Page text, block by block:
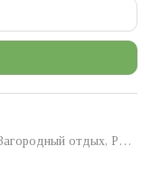
Ресторан, Кафе, Банкетный зал, Бар, Паб, Загородный отдых, Ресторан доставки